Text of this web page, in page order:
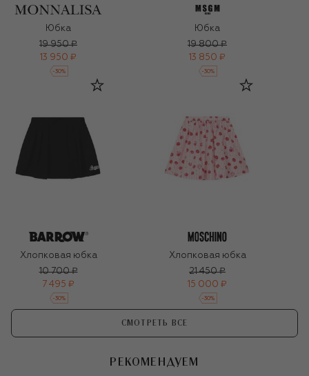
Юбка
19 950 ₽
13 950 ₽
-30%
Юбка
19 800 ₽
13 850 ₽
-30%
Хлопковая юбка
10 700 ₽
7 495 ₽
-30%
Хлопковая юбка
21 450 ₽
15 000 ₽
-30%
СМОТРЕТЬ ВСЕ
РЕКОМЕНДУЕМ